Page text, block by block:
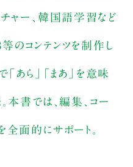
ャー、韓国語学習など
のコンテンツを制作し
あら」「まあ」を意味
。本書では、編集、コー
全面的にサポート。